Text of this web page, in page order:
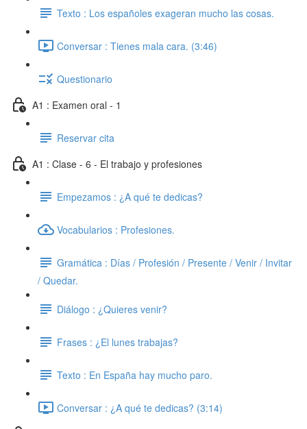
Texto : Los españoles exageran mucho las cosas.
Conversar : Tienes mala cara. (3:46)
Questionario
A1 : Examen oral - 1
Reservar cita
A1 : Clase - 6 - El trabajo y profesiones
Empezamos : ¿A qué te dedicas?
Vocabularios : Profesiones.
Gramática : Días / Profesión / Presente / Venir / Invitar
/ Quedar.
Diálogo : ¿Quieres venir?
Frases : ¿El lunes trabajas?
Texto : En España hay mucho paro.
Conversar : ¿A qué te dedicas? (3:14)